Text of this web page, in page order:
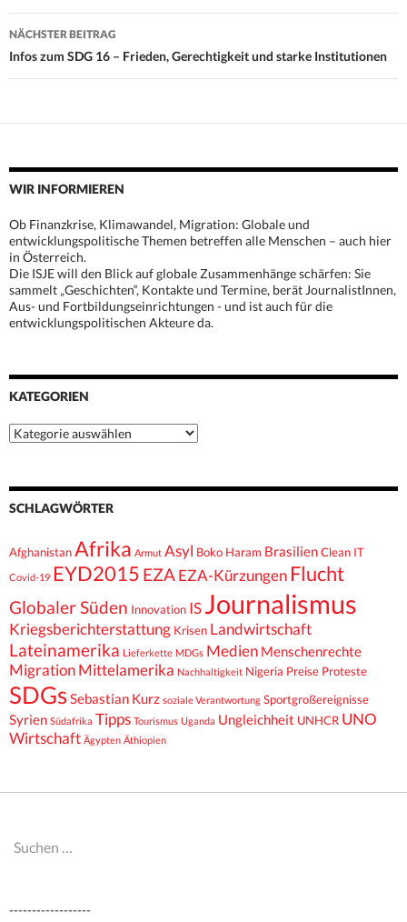
NÄCHSTER BEITRAG
Infos zum SDG 16 – Frieden, Gerechtigkeit und starke Institutionen
WIR INFORMIEREN
Ob Finanzkrise, Klimawandel, Migration: Globale und
entwicklungspolitische Themen betreffen alle Menschen – auch hier
in Österreich.
Die ISJE will den Blick auf globale Zusammenhänge schärfen: Sie
sammelt „Geschichten“, Kontakte und Termine, berät JournalistInnen,
Aus- und Fortbildungseinrichtungen - und ist auch für die
entwicklungspolitischen Akteure da.
KATEGORIEN
Kategorien
SCHLAGWÖRTER
AfghanistanAfrika Armut Asyl Boko Haram BrasilienClean IT
Covid-19 EYD2015 EZA EZA-Kürzungen Flucht
Globaler Süden Innovation IS Journalismus
Kriegsberichterstattung Krisen Landwirtschaft
Lateinamerika Lieferkette MDGs Medien Menschenrechte
Migration Mittelamerika Nachhaltigkeit Nigeria Preise Proteste
SDGsSebastian Kurz soziale Verantwortung Sportgroßereignisse
Syrien Südafrika Tipps Tourismus Uganda Ungleichheit UNHCR UNO
Wirtschaft Ägypten Äthiopien
Suchen
------------------